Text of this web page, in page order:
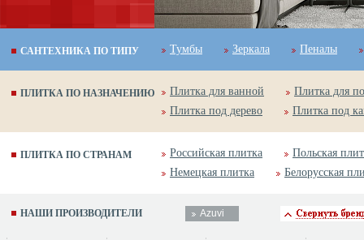
САНТЕХНИКА ПО ТИПУ Тумбы Зеркала Пеналы
ПЛИТКА ПО НАЗНАЧЕНИЮ Плитка для ванной
Плитка для
Плитка под дерево
Плитка под
ПЛИТКА ПО СТРАНАМ Российская плитка
Польская
Немецкая плитка
Белорусская
НАШИ ПРОИЗВОДИТЕЛИ Azuvi